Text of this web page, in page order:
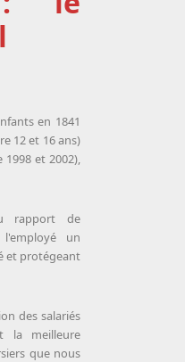
en 1841
12 et 16 ans)
1998 et 2002),
rapport de
un
et protégeant
des salariés
la meilleure
que nous